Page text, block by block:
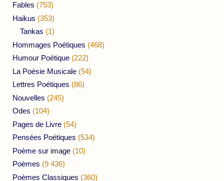
Fables (753)
Haikus (353)
Tankas (1)
Hommages Poétiques (468)
Humour Poétique (222)
La Poésie Musicale (54)
Lettres Poétiques (86)
Nouvelles (245)
Odes (104)
Pages de Livre (54)
Pensées Poétiques (534)
Poème sur image (10)
Poèmes (9 436)
Poèmes Classiques (360)